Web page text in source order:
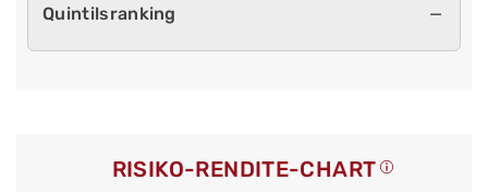
—
RISIKO-RENDITE-CHART